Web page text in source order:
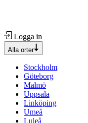
Logga in
Alla orter
Stockholm
Göteborg
Malmö
Uppsala
Linköping
Umeå
Luleå